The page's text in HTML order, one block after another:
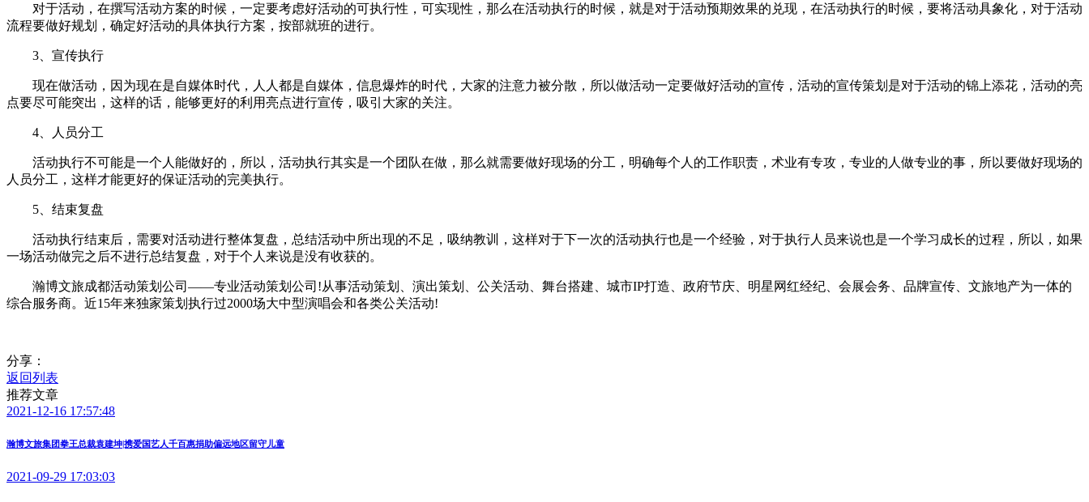
对于活动，在撰写活动方案的时候，一定要考虑好活动的可执行性，可实现性，那么在活动执行的时候，就是对于活动预期效果的兑现，在活动执行的时候，要将活动具象化，对于活动
流程要做好规划，确定好活动的具体执行方案，按部就班的进行。
3、宣传执行
现在做活动，因为现在是自媒体时代，人人都是自媒体，信息爆炸的时代，大家的注意力被分散，所以做活动一定要做好活动的宣传，活动的宣传策划是对于活动的锦上添花，活动的亮
点要尽可能突出，这样的话，能够更好的利用亮点进行宣传，吸引大家的关注。
4、人员分工
活动执行不可能是一个人能做好的，所以，活动执行其实是一个团队在做，那么就需要做好现场的分工，明确每个人的工作职责，术业有专攻，专业的人做专业的事，所以要做好现场的
人员分工，这样才能更好的保证活动的完美执行。
5、结束复盘
活动执行结束后，需要对活动进行整体复盘，总结活动中所出现的不足，吸纳教训，这样对于下一次的活动执行也是一个经验，对于执行人员来说也是一个学习成长的过程，所以，如果
一场活动做完之后不进行总结复盘，对于个人来说是没有收获的。
瀚博文旅成都活动策划公司——专业活动策划公司!从事活动策划、演出策划、公关活动、舞台搭建、城市IP打造、政府节庆、明星网红经纪、会展会务、品牌宣传、文旅地产为一体的
综合服务商。近15年来独家策划执行过2000场大中型演唱会和各类公关活动!
分享：
返回列表
推荐文章
2021-12-16 17:57:48
瀚博文旅集团拳王总裁袁建坤|携爱国艺人千百惠捐助偏远地区留守儿童
2021-09-29 17:03:03